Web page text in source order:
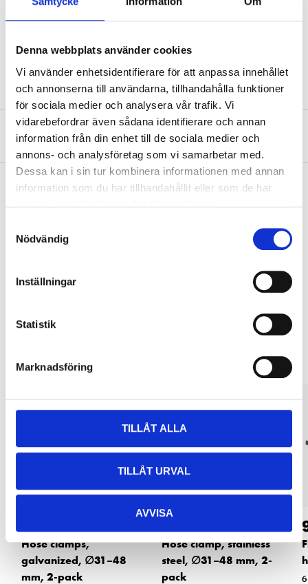
Denna webbplats använder cookies
Vi använder enhetsidentifierare för att anpassa innehållet
och annonserna till användarna, tillhandahålla funktioner
för sociala medier och analysera vår trafik. Vi
vidarebefordrar även sådana identifierare och annan
information från din enhet till de sociala medier och
annons- och analysföretag som vi samarbetar med.
Dessa kan i sin tur kombinera informationen med annan
information som du har tillhandahållit eller som de har
Nödvändig
Inställningar
Statistik
Marknadsföring
TILLÅT ALLA
TILLÅT URVAL
AVVISA
Internal diameter
About the manufacturer
Pay & Collect in your local store within 2 hours! For more information
Other customers also bought
Hose clamps,
galvanized, ∅31–48
mm, 2-pack
Hose clamp, stainless
steel, ∅31–48 mm, 2-
pack